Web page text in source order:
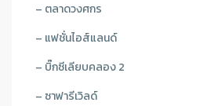
– ตลาดวงศกร
– แฟชั่นไอส์แลนด์
– บิ๊กซีเลียบคลอง 2
– ซาฟารีเวิลด์